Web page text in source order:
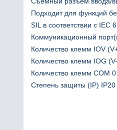
Подходит для функций
SIL в соответствии с IEC
Коммуникационный
Количество клемм IOV
Количество клемм IOG
Количество клемм COM 0
Степень защиты (IP) IP20